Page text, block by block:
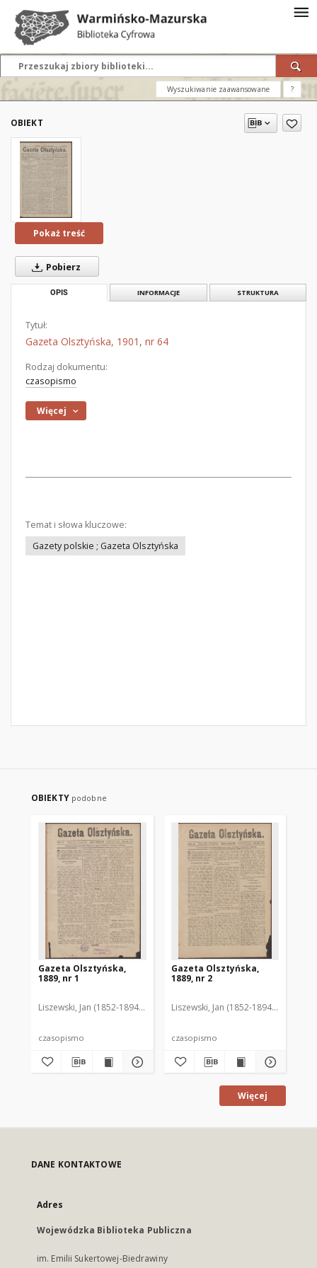
Wyszukiwanie zaawansowane ?
OBIEKT
Pokaż treść
Pobierz
OPIS INFORMACJE STRUKTURA
Tytuł:
Gazeta Olsztyńska, 1901, nr 64
Rodzaj dokumentu:
czasopismo
Więcej
Temat i słowa kluczowe:
Gazety polskie ; Gazeta Olsztyńska
OBIEKTY podobne
Gazeta Olsztyńska,
1889, nr 1
Liszewski, Jan (1852-1894). Red.
czasopismo
Gazeta Olsztyńska,
1889, nr 2
Liszewski, Jan (1852-1894). Red.
czasopismo
Więcej
DANE KONTAKTOWE
Adres
Wojewódzka Biblioteka Publiczna
im. Emilii Sukertowej-Biedrawiny